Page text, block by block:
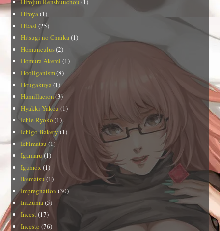
Hiroya (1)
Hisasi (25)
Hitsugi no Chaika (1)
Homunculus(2)
Homura Akemi (1)
Hooliganism (8)
Hougakuya (1)
Humillacion(3)
Hyakki Yakou (1)
Ichie Ryoko (1)
Ichigo Bakery(1)
Ichimatsu (1)
Igamaru(1)
Igumox (1)
Ikematsu (1)
Impregnation (30)
Inazuma (5)
Incest (17)
Incesto (76)